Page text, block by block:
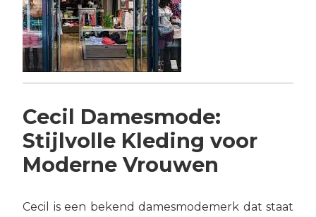
Cecil Damesmode:
Stijlvolle Kleding voor
Moderne Vrouwen
Cecil is een bekend damesmodemerk dat staat